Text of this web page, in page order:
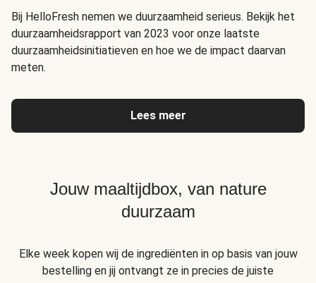
Bij HelloFresh nemen we duurzaamheid serieus. Bekijk het
duurzaamheidsrapport van 2023 voor onze laatste
duurzaamheidsinitiatieven en hoe we de impact daarvan
meten.
Lees meer
Jouw maaltijdbox, van nature
duurzaam
Elke week kopen wij de ingrediënten in op basis van jouw
bestelling en jij ontvangt ze in precies de juiste